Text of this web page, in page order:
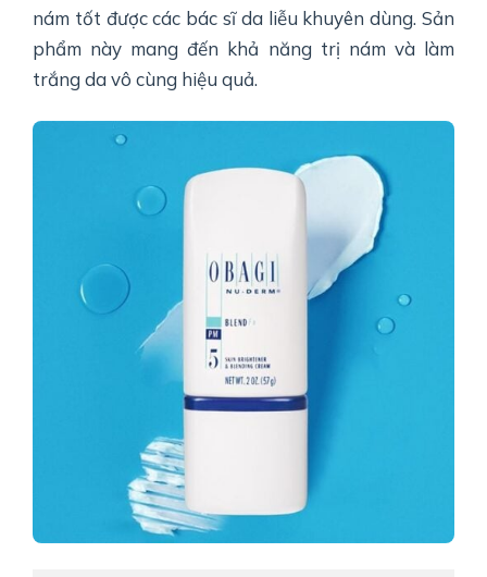
nám tốt được các bác sĩ da liễu khuyên dùng. Sản
phẩm này mang đến khả năng trị nám và làm
trắng da vô cùng hiệu quả.